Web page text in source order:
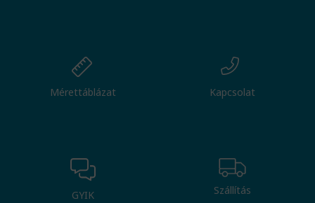
Mérettáblázat Kapcsolat
GYIK Szállítás